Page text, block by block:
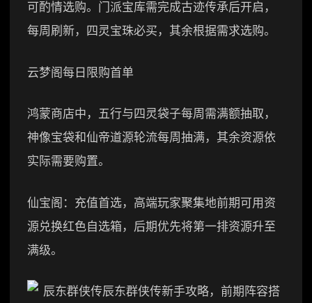
可酌情选购。门派宝库需完成古迹传承后开启，
每周刷新，四灵宝珠必买，其余根据需求选购。
云梦阁每日限购首单
鸿蒙商店中，五行与四灵袋子每周需满额抽取，
神像宝袋和仙帝道源轮流每周抽满，其余资源依
实际需要购置。
仙宝阁：充值首选，高端玩家聚集地前期可用资
源兑换红色自选箱，后期优先将第一排资源升至
满级。